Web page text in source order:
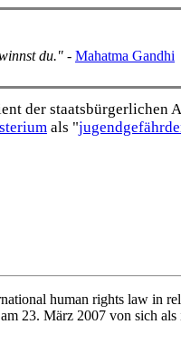
du." - Mahatma Gandhi
der staats­bürgerlichen
als "
human rights law in
23. März 2007 von sich